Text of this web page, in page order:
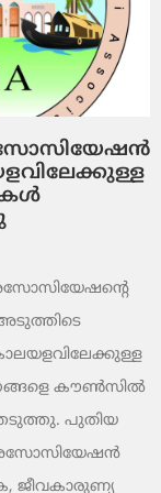
കൗൺസിൽ
പുതിയ
അസോസിയേഷൻ
ജീവകാരുണ്യ